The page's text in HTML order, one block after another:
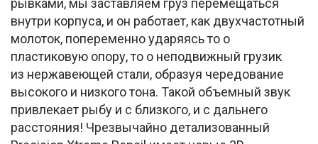
рывками, мы заставляем груз перемещаться
внутри корпуса, и он работает, как двухчастотный
молоток, попеременно ударяясь то о
пластиковую опору, то о неподвижный грузик
из нержавеющей стали, образуя чередование
высокого и низкого тона. Такой объемный звук
привлекает рыбу и с близкого, и с дальнего
расстояния! Чрезвычайно детализованный